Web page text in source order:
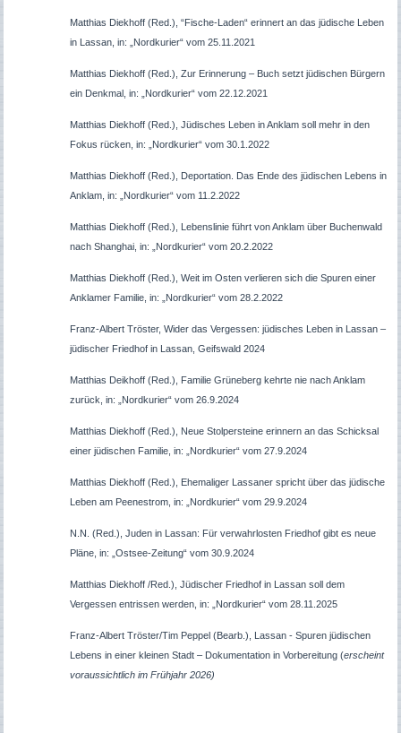
Matthias Diekhoff (Red.), “Fische-Laden“ erinnert an das jüdische Leben
in Lassan, in: „Nordkurier“ vom 25.11.2021
Matthias Diekhoff (Red.), Zur Erinnerung – Buch setzt jüdischen Bürgern
ein Denkmal, in: „Nordkurier“ vom 22.12.2021
Matthias Diekhoff (Red.), Jüdisches Leben in Anklam soll mehr in den
Fokus rücken, in: „Nordkurier“ vom 30.1.2022
Matthias Diekhoff (Red.), Deportation. Das Ende des jüdischen Lebens in
Anklam, in: „Nordkurier“ vom 11.2.2022
Matthias Diekhoff (Red.), Lebenslinie führt von Anklam über Buchenwald
nach Shanghai, in: „Nordkurier“ vom 20.2.2022
Matthias Diekhoff (Red.), Weit im Osten verlieren sich die Spuren einer
Anklamer Familie, in: „Nordkurier“ vom 28.2.2022
Franz-Albert Tröster, Wider das Vergessen: jüdisches Leben in Lassan –
jüdischer Friedhof in Lassan, Geifswald 2024
Matthias Deikhoff (Red.), Familie Grüneberg kehrte nie nach Anklam
zurück, in: „Nordkurier“ vom 26.9.2024
Matthias Diekhoff (Red.), Neue Stolpersteine erinnern an das Schicksal
einer jüdischen Familie, in: „Nordkurier“ vom 27.9.2024
Matthias Diekhoff (Red.), Ehemaliger Lassaner spricht über das jüdische
Leben am Peenestrom, in: „Nordkurier“ vom 29.9.2024
N.N. (Red.), Juden in Lassan: Für verwahrlosten Friedhof gibt es neue
Pläne, in: „Ostsee-Zeitung“ vom 30.9.2024
Matthias Diekhoff /Red.), Jüdischer Friedhof in Lassan soll dem
Vergessen entrissen werden, in: „Nordkurier“ vom 28.11.2025
Franz-Albert Tröster/Tim Peppel (Bearb.), Lassan - Spuren jüdischen
Lebens in einer kleinen Stadt – Dokumentation in Vorbereitung (erscheint
voraussichtlich im Frühjahr 2026)